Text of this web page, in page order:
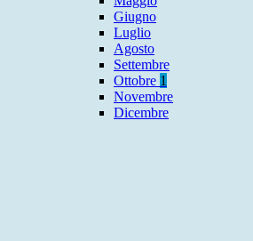
Giugno
Luglio
Agosto
Settembre
Ottobre 1
Novembre
Dicembre